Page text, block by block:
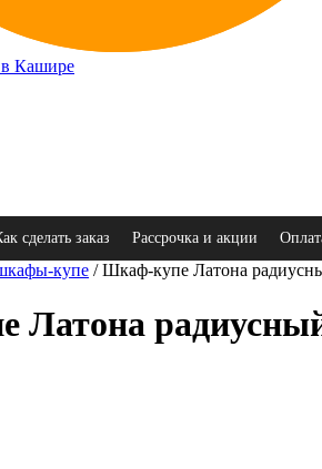
Кашире
сделать заказ Рассрочка и акции
купе / Шкаф-купе Латона
Латона